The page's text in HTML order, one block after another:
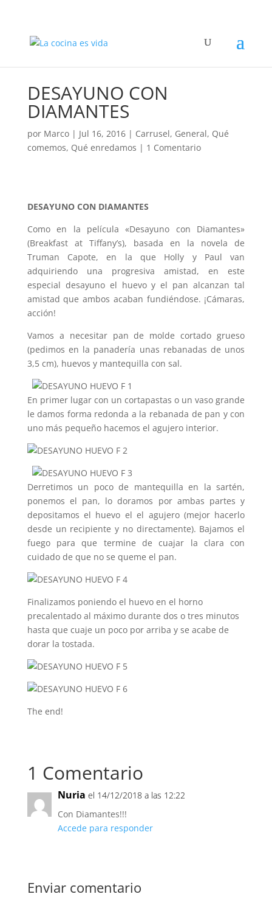
DESAYUNO CON
DIAMANTES
por Marco| Jul 16, 2016| Carrusel, General, Qué
comemos, Qué enredamos | 1 Comentario
DESAYUNO CON DIAMANTES
Como en la película «Desayuno con Diamantes»
(Breakfast at Tiffany’s), basada en la novela de
Truman Capote, en la que Holly y Paul van
adquiriendo una progresiva amistad, en este
especial desayuno el huevo y el pan alcanzan tal
amistad que ambos acaban fundiéndose. ¡Cámaras,
acción!
Vamos a necesitar pan de molde cortado grueso
(pedimos en la panadería unas rebanadas de unos
3,5 cm), huevos y mantequilla con sal.
En primer lugar con un cortapastas o un vaso grande
le damos forma redonda a la rebanada de pan y con
uno más pequeño hacemos el agujero interior.
Derretimos un poco de mantequilla en la sartén,
ponemos el pan, lo doramos por ambas partes y
depositamos el huevo el el agujero (mejor hacerlo
desde un recipiente y no directamente). Bajamos el
fuego para que termine de cuajar la clara con
cuidado de que no se queme el pan.
Finalizamos poniendo el huevo en el horno
precalentado al máximo durante dos o tres minutos
hasta que cuaje un poco por arriba y se acabe de
dorar la tostada.
The end!
1 Comentario
Nuria el 14/12/2018 a las 12:22
Con Diamantes!!!
Accede para responder
Enviar comentario